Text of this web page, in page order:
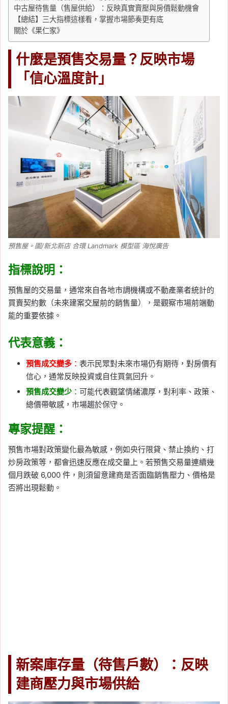
中古屋待售量（售屋供給）：反映真實賣壓與房價鬆動機會
【總結】三大指標這樣看，掌握市場節奏更有底
關於《果仁家》
什麼是預售交易量？反映市場
「信心溫度計」
預售屋。圖/新北新店 合環 Landmark 模型區 海悅廣告
指標說明：
預售屋的交易量，通常來自各地市調機構或不動產業者統計的
買賣契約數（未來建案交屋前的銷售量），是觀察市場前端動
能的重要依據。
代表意義：
預售成交變多 ： 表示民眾對未來市場仍有期待，對房價有
信心，通常反映投資或自住買氣回升。
預售成交變少 ： 可能代表觀望情緒濃厚，對利率、政策、
總價帶敏感，市場趨於保守。
專家提醒：
預售市場對政策變化最為敏感，例如央行限貸、禁止換約、打
炒房政策等，都會迅速反應在成交量上。若預售交易量連續幾
個月跌破 6,000 件，則須留意建商是否面臨銷售壓力、價格是
否將出現鬆動。
新案庫存量（待售戶數）：反映
建商壓力與市場供給